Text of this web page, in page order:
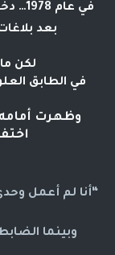
في
بعد
لكن
في الطابق
وظهرت أمامه
“أنا لم أعمل
وبينما